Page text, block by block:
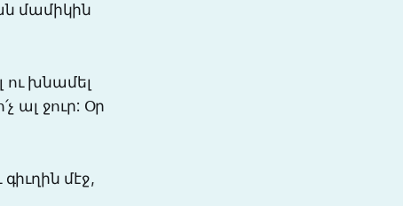
մամիկին
ու խնամել
ալ ջուր: Օր
մէջ,